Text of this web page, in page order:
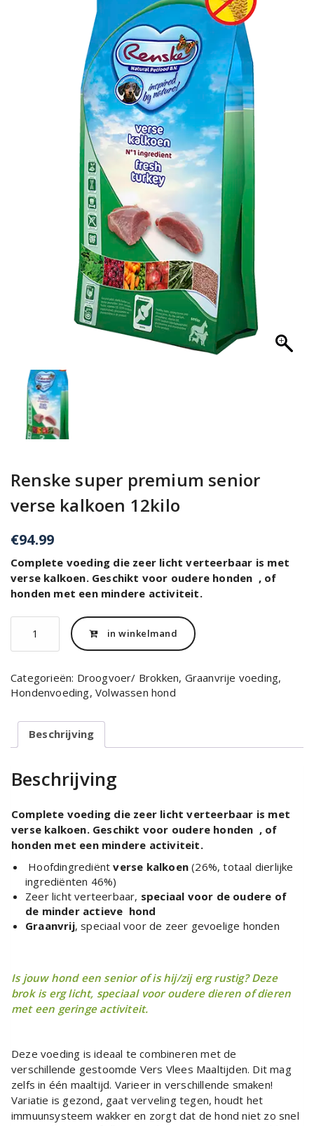
Renske super premium senior
verse kalkoen 12kilo
€94.99
Complete voeding die zeer licht verteerbaar is met
verse kalkoen. Geschikt voor oudere honden , of
honden met een mindere activiteit.
Renske
super
premium
verse
kalkoen
aantal
in winkelmand
Categorieën: Droogvoer/ Brokken, Graanvrije voeding,
Hondenvoeding,Volwassen hond
Beschrijving
Beschrijving
Complete voeding die zeer licht verteerbaar is met
verse kalkoen. Geschikt voor oudere honden , of
honden met een mindere activiteit.
Hoofdingrediëntverse kalkoen (26%, totaal dierlijke
ingrediënten 46%)
Zeer licht verteerbaar, speciaal voor de oudere of
de minder actieve hond
Graanvrij, speciaal voor de zeer gevoelige honden
Is jouw hond een senior of is hij/zij erg rustig? Deze
brok is erg licht, speciaal voor oudere dieren of dieren
met een geringe activiteit.
Deze voeding is ideaal te combineren met de
verschillende gestoomde Vers Vlees Maaltijden. Dit mag
zelfs in één maaltijd. Varieer in verschillende smaken!
Variatie is gezond, gaat verveling tegen, houdt het
immuunsysteem wakker en zorgt dat de hond niet zo snel